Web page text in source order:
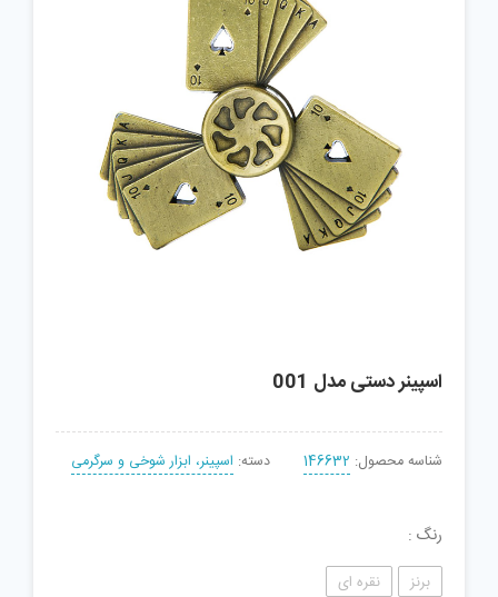
اسپینر دستی مدل 001
شناسه محصول: 146632 دسته: اسپینر، ابزار شوخی و سرگرمی
رنگ
برنز نقره ای